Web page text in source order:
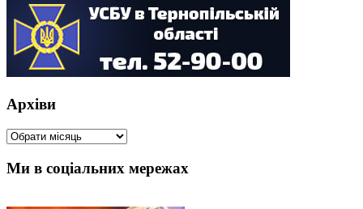
Архіви
Архіви
Ми в соціальних мережах